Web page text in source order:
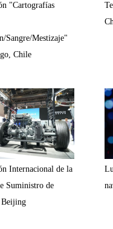
"Cartografías
Sangre/Mestizaje"
Chile
Internacional de la
Suministro de
Beijing